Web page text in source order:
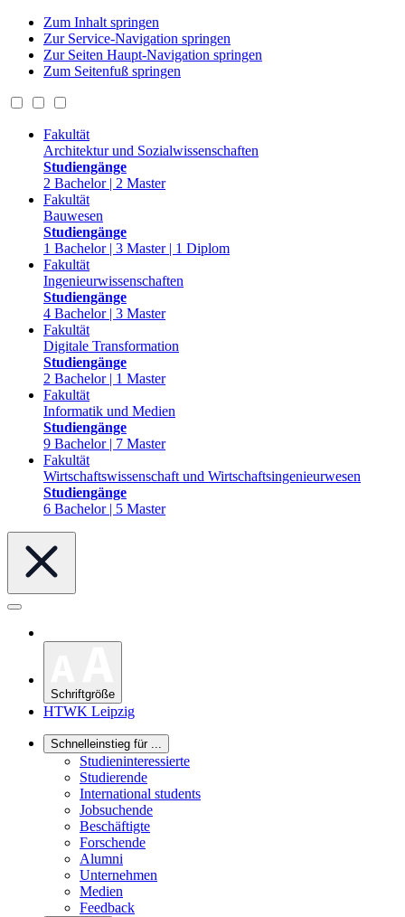
Zum Inhalt springen
Zur Service-Navigation springen
Zur Seiten Haupt-Navigation springen
Zum Seitenfuß springen
Fakultät
Architektur und Sozialwissenschaften
Studiengänge
2 Bachelor | 2 Master
Fakultät
Bauwesen
Studiengänge
1 Bachelor | 3 Master | 1 Diplom
Fakultät
Ingenieurwissenschaften
Studiengänge
4 Bachelor | 3 Master
Fakultät
Digitale Transformation
Studiengänge
2 Bachelor | 1 Master
Fakultät
Informatik und Medien
Studiengänge
9 Bachelor | 7 Master
Fakultät
Wirtschaftswissenschaft und Wirtschaftsingenieurwesen
Studiengänge
6 Bachelor | 5 Master
Schriftgröße
HTWK Leipzig
Schnelleinstieg für ...
Studieninteressierte
Studierende
International students
Jobsuchende
Beschäftigte
Forschende
Alumni
Unternehmen
Medien
Feedback